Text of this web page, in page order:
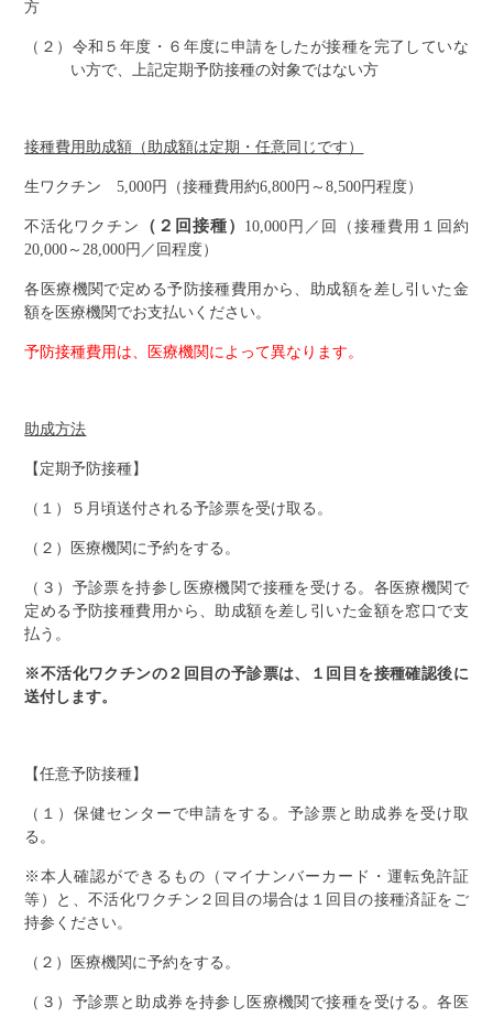
方
（２）令和５年度・６年度に申請をしたが接種を完了していな
い方で、上記定期予防接種の対象ではない方
接種費用助成額（助成額は定期・任意同じです）
生ワクチン 5,000円（接種費用約6,800円～8,500円程度）
不活化ワクチン （２回接種） 10,000円／回（接種費用１回約
20,000～28,000円／回程度）
各医療機関で定める予防接種費用から、助成額を差し引いた金
額を医療機関でお支払いください。
予防接種費用は、医療機関によって異なります。
助成方法
【定期予防接種】
（１）５月頃送付される予診票を受け取る。
（２）医療機関に予約をする。
（３）予診票を持参し医療機関で接種を受ける。各医療機関で
定める予防接種費用から、助成額を差し引いた金額を窓口で支
払う。
※不活化ワクチンの２回目の予診票は、１回目を接種確認後に
送付します。
【任意予防接種】
（１）保健センターで申請をする。予診票と助成券を受け取
る。
※本人確認ができるもの（マイナンバーカード・運転免許証
等）と、不活化ワクチン２回目の場合は１回目の接種済証をご
持参ください。
（２）医療機関に予約をする。
（３）予診票と助成券を持参し医療機関で接種を受ける。各医